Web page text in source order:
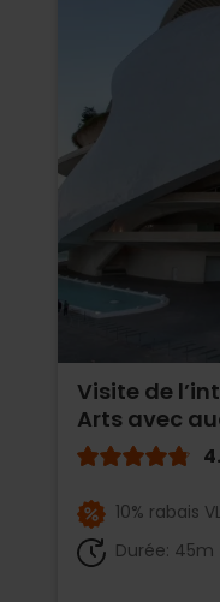
Visite de
Arts avec
10% rabais
Durée: 45m